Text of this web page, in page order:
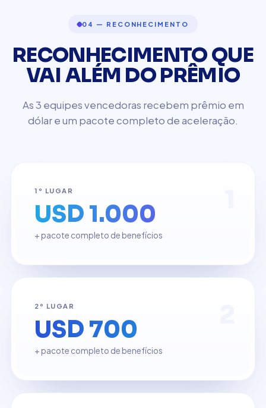
04 — RECONHECIMENTO
RECONHECIMENTO QUE
VAI ALÉM DO PRÊMIO
As 3 equipes vencedoras recebem prêmio em
dólar e um pacote completo de aceleração.
1º LUGAR
USD 1.000
+ pacote completo de benefícios
2º LUGAR
USD 700
+ pacote completo de benefícios